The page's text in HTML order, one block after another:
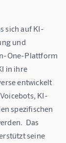
sich auf KI-
und
One-Plattform
in ihre
entwickelt
KI-
spezifischen
Das
seine